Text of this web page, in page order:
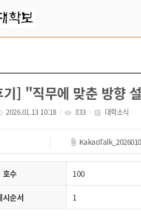
] "직무에 맞춘 방향
2026.01.13 10:18 visibility 333 assignment 대학소식
호수 100
시순서 1